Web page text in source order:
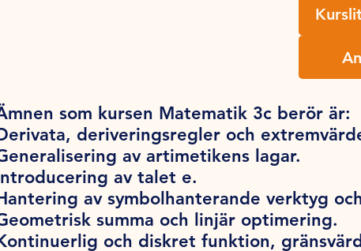
som kursen Matematik 3c berör är:
deriveringsregler och
av artimetikens lagar.
av talet e.
av symbolhanterande verktyg
summa och linjär optimering.
och diskret funktion,